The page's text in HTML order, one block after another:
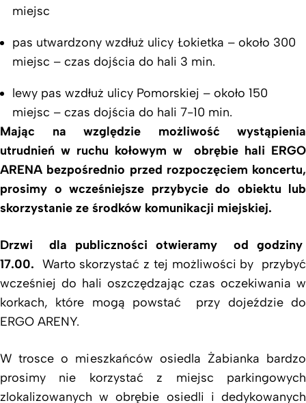
miejsc
pas utwardzony wzdłuż ulicy Łokietka – około 300
miejsc – czas dojścia do hali 3 min.
lewy pas wzdłuż ulicy Pomorskiej – około 150
miejsc – czas dojścia do hali 7-10 min.
Mając na względzie możliwość wystąpienia
utrudnień w ruchu kołowym w obrębie hali ERGO
ARENA bezpośrednio przed rozpoczęciem koncertu,
prosimy o wcześniejsze przybycie do obiektu lub
skorzystanie ze środków komunikacji miejskiej.
Drzwi dla publiczności otwieramy od godziny
17.00. Warto skorzystać z tej możliwości by przybyć
wcześniej do hali oszczędzając czas oczekiwania w
korkach, które mogą powstać przy dojeździe do
ERGO ARENY.
W trosce o mieszkańców osiedla Żabianka bardzo
prosimy nie korzystać z miejsc parkingowych
zlokalizowanych w obrębie osiedli i dedykowanych